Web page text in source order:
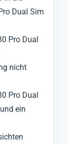
Dual Sim
Pro Dual
nicht
Pro Dual
ein